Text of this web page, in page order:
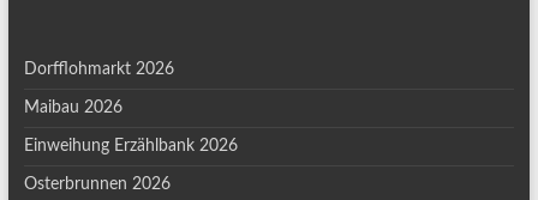
Dorfflohmarkt 2026
Maibau 2026
Einweihung Erzählbank 2026
Osterbrunnen 2026